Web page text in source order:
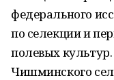
федерального
по селекции и
полевых
Чишминского